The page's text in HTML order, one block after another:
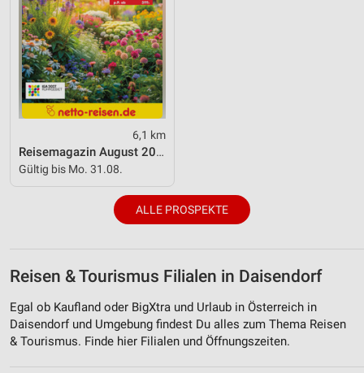
6,1 km
Reisemagazin August 2026
Gültig bis Mo. 31.08.
ALLE PROSPEKTE
Reisen & Tourismus Filialen in Daisendorf
Egal ob Kaufland oder BigXtra und Urlaub in Österreich in
Daisendorf und Umgebung findest Du alles zum Thema Reisen
& Tourismus. Finde hier Filialen und Öffnungszeiten.
Performance
Funktional
Werbung